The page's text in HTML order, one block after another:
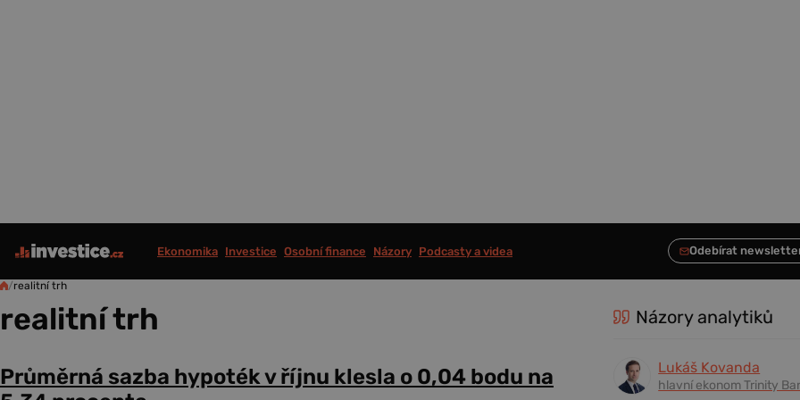
Ekonomika Investice Osobní finance Názory Podcasty a videa
/realitní trh
realitní trh
Průměrná sazba hypoték v říjnu klesla o 0,04 bodu na
Názory analytiků
Lukáš Kovanda
hlavní ekonom Trinity